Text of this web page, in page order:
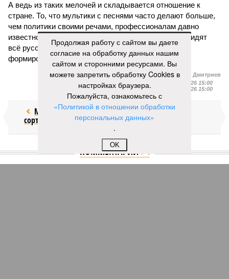
А ведь из таких мелочей и складывается отношение к
стране. То, что мультики с песнями часто делают больше,
чем политики своими речами, профессионалам давно
известно. Но заявлять о том, что за границей ненавидят
всё русское, конечно, намного проще, чем умело
формировать нужный имидж.
Иван Дмитриев
09.08.2026 15:00
Отредактировано:
09.08.2026 15:00
Мочить в
сортире
Сплошная
китайШИНА
КОММЕНТАРИИ 0
Продолжая работу с сайтом вы даете
согласие на обработку данных нашим
сайтом и сторонними ресурсами. Вы
можете запретить обработку Cookies в
настройках браузера.
Пожалуйста, ознакомьтесь с
«Политикой в отношении обработки
персональных данных»
.
OK